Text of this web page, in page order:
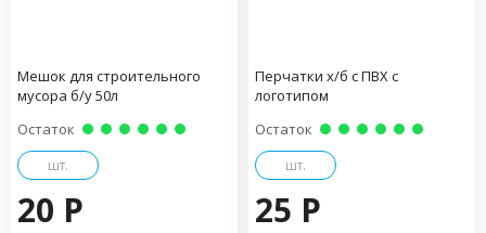
Мешок для строительного
мусора б/у 50л
Остаток
шт.
20 P
Перчатки х/б с ПВХ с
логотипом
Остаток
шт.
25 P